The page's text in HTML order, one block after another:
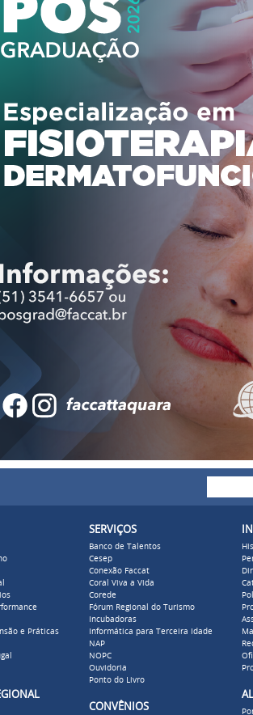
e Práticas
SERVIÇOS
Banco de Talentos
Cesep
Conexão Faccat
Coral Viva a Vida
Corede
Fórum Regional do Turismo
Incubadoras
Informática para Terceira Idade
NAP
NOPC
Ouvidoria
Ponto do Livro
CONVÊNIOS